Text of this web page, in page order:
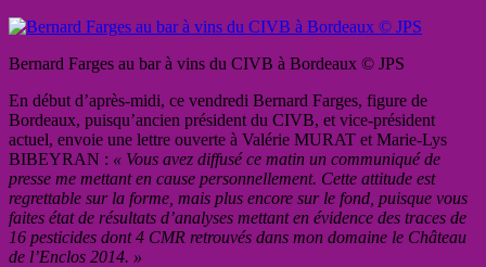
Bernard Farges au bar à vins du CIVB à Bordeaux © JPS
En début d’après-midi, ce vendredi Bernard Farges, figure de
Bordeaux, puisqu’ancien président du CIVB, et vice-président
actuel, envoie une lettre ouverte à Valérie MURAT et Marie-Lys
BIBEYRAN : « Vous avez diffusé ce matin un communiqué de
presse me mettant en cause personnellement. Cette attitude est
regrettable sur la forme, mais plus encore sur le fond, puisque vous
faites état de résultats d’analyses mettant en évidence des traces de
16 pesticides dont 4 CMR retrouvés dans mon domaine le Château
de l’Enclos 2014. »